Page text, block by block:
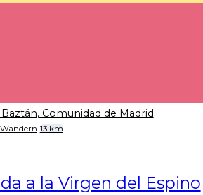
Comunidad de Madrid
Wandern 13 km
a la Virgen del Espino